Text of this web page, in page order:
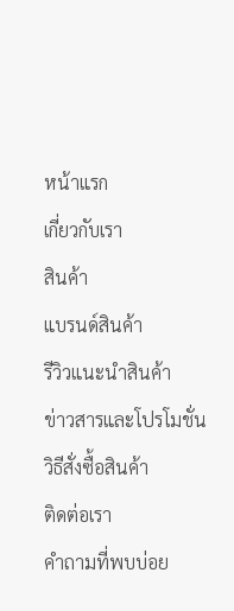
หน้าแรก
เกี่ยวกับเรา
สินค้า
แบรนด์สินค้า
รีวิวแนะนำสินค้า
ข่าวสารและโปรโมชั่น
วิธีสั่งซื้อสินค้า
ติดต่อเรา
คำถามที่พบบ่อย